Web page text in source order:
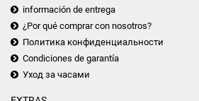
información de entrega
¿Por qué comprar con nosotros?
Политика конфиденциальности
Condiciones de garantía
Уход за часами